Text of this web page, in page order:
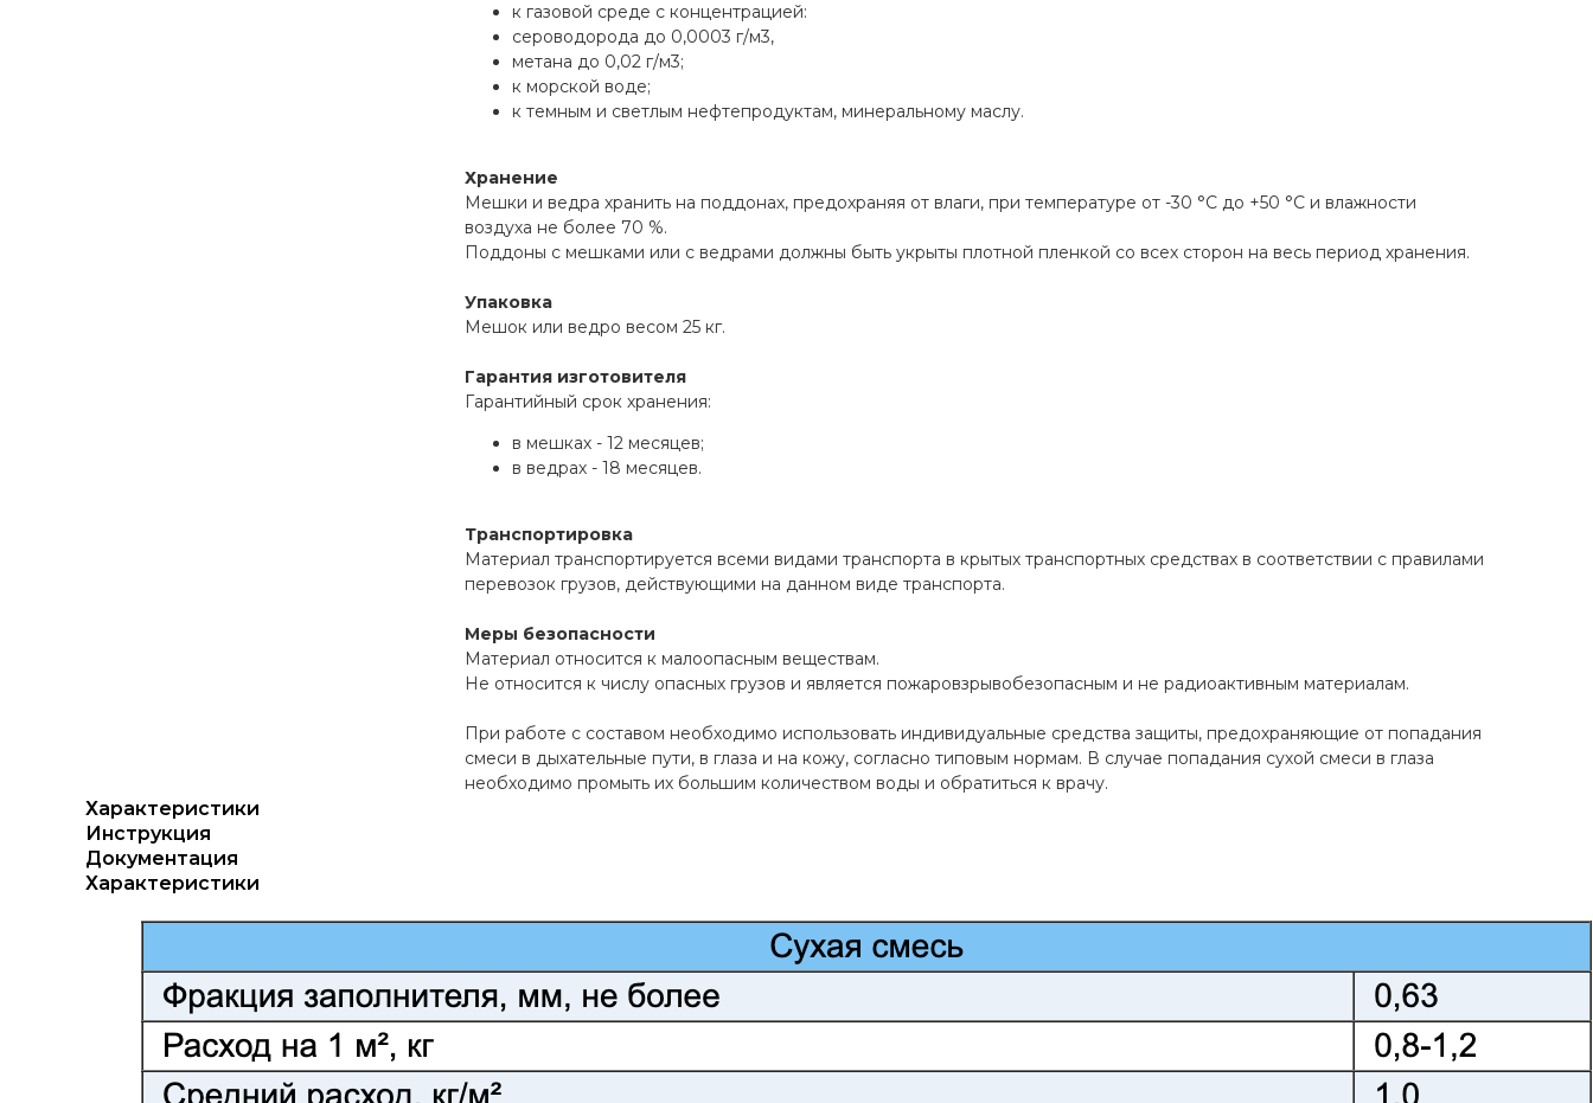
к газовой среде с концентрацией:
сероводорода до 0,0003 г/м3,
метана до 0,02 г/м3;
к морской воде;
к темным и светлым нефтепродуктам, минеральному маслу.
Хранение
Мешки и ведра хранить на поддонах, предохраняя от влаги, при температуре от -30 °С до +50 °С и влажности
воздуха не более 70 %.
Поддоны с мешками или с ведрами должны быть укрыты плотной пленкой со всех сторон на весь период хранения.
Упаковка
Мешок или ведро весом 25 кг.
Гарантия изготовителя
Гарантийный срок хранения:
в мешках - 12 месяцев;
в ведрах - 18 месяцев.
Транспортировка
Материал транспортируется всеми видами транспорта в крытых транспортных средствах в соответствии с правилами
перевозок грузов, действующими на данном виде транспорта.
Меры безопасности
Материал относится к малоопасным веществам.
Не относится к числу опасных грузов и является пожаровзрывобезопасным и не радиоактивным материалам.
При работе с составом необходимо использовать индивидуальные средства защиты, предохраняющие от попадания
смеси в дыхательные пути, в глаза и на кожу, согласно типовым нормам. В случае попадания сухой смеси в глаза
необходимо промыть их большим количеством воды и обратиться к врачу.
Характеристики
Инструкция
Документация
Характеристики